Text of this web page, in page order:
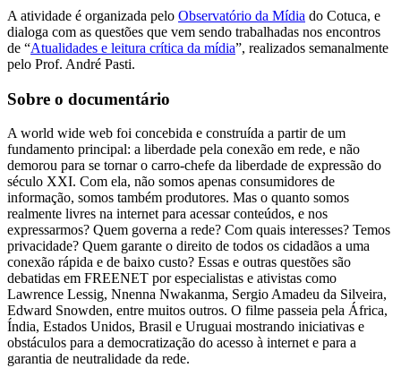
A atividade é organizada pelo Observatório da Mídia do Cotuca, e
dialoga com as questões que vem sendo trabalhadas nos encontros
de “Atualidades e leitura crítica da mídia”, realizados semanalmente
pelo Prof. André Pasti.
Sobre o documentário
A world wide web foi concebida e construída a partir de um
fundamento principal: a liberdade pela conexão em rede, e não
demorou para se tornar o carro-chefe da liberdade de expressão do
século XXI. Com ela, não somos apenas consumidores de
informação, somos também produtores. Mas o quanto somos
realmente livres na internet para acessar conteúdos, e nos
expressarmos? Quem governa a rede? Com quais interesses? Temos
privacidade? Quem garante o direito de todos os cidadãos a uma
conexão rápida e de baixo custo? Essas e outras questões são
debatidas em FREENET por especialistas e ativistas como
Lawrence Lessig, Nnenna Nwakanma, Sergio Amadeu da Silveira,
Edward Snowden, entre muitos outros. O filme passeia pela África,
Índia, Estados Unidos, Brasil e Uruguai mostrando iniciativas e
obstáculos para a democratização do acesso à internet e para a
garantia de neutralidade da rede.